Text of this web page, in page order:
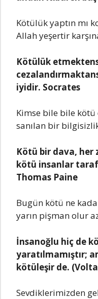
Kötülük yaptın mı
Allah yeşertir
Kötülük
iyidir. Socrates
Kimse bile bile
sanılan bir
Kötü bir dava,
kötü insanlar
Thomas Paine
Bugün kötü ne
yarın pişman olur
İnsanoğlu hiç de
yaratılmamıştır;
kötüleşir de.
Sevdiklerimizden